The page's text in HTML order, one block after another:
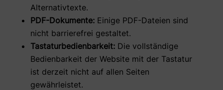
Alternativtexte.
PDF-Dokumente:Einige PDF-Dateien sind
nicht barrierefrei gestaltet.
Tastaturbedienbarkeit:Die vollständige
Bedienbarkeit der Website mit der Tastatur
ist derzeit nicht auf allen Seiten
gewährleistet.